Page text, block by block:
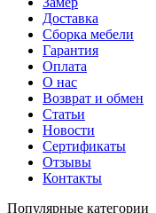
Доставка
Сборка мебели
Гарантия
Оплата
О нас
Возврат и обмен
Статьи
Новости
Сертификаты
Отзывы
Контакты
Популярные категории